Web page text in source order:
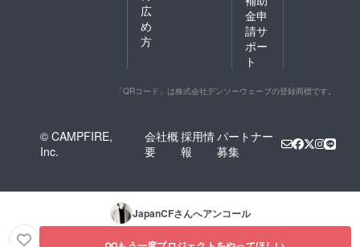
広
め
方
金申
請サ
ポー
ト
「QRコード」は株式会社デンソーウェーブの登録商標です。
© CAMPFIRE,
Inc.
会社概
要
採用情
報
パートナー
募集
JapanCFさんへアンコール